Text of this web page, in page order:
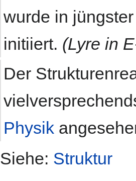
wurde in
initiiert. (Lyre in
Der
Physik
Siehe: Struktur